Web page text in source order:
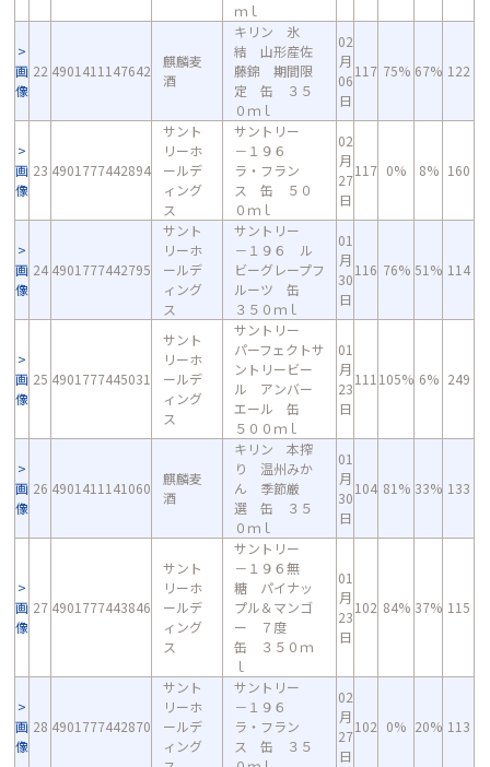
ｍｌ
画
像
22 4901411147642
麒麟麦
酒
キリン 氷
結 山形産佐
藤錦 期間限
定 缶 ３５
０ｍｌ
02
月
06
日
117 75% 67% 122
画
像
23 4901777442894
サント
リーホ
ールデ
ィング
ス
サントリー
－１９６
ラ・フラン
ス 缶 ５０
０ｍｌ
02
月
27
日
117 0% 8% 160
画
像
24 4901777442795
サント
リーホ
ールデ
ィング
ス
サントリー
－１９６ ル
ビーグレープフ
ルーツ 缶
３５０ｍｌ
01
月
30
日
116 76% 51% 114
画
像
25 4901777445031
サント
リーホ
ールデ
ィング
ス
サントリー
パーフェクトサ
ントリービー
ル アンバー
エール 缶
５００ｍｌ
01
月
23
日
111 105% 6% 249
画
像
26 4901411141060
麒麟麦
酒
キリン 本搾
り 温州みか
ん 季節厳
選 缶 ３５
０ｍｌ
01
月
30
日
104 81% 33% 133
画
像
27 4901777443846
サント
リーホ
ールデ
ィング
ス
サントリー
－１９６無
糖 パイナッ
プル＆マンゴ
ー ７度
缶 ３５０ｍ
ｌ
01
月
23
日
102 84% 37% 115
画
像
28 4901777442870
サント
リーホ
ールデ
ィング
サントリー
－１９６
ラ・フラン
ス 缶 ３５
02
月
27
日
102 0% 20% 113